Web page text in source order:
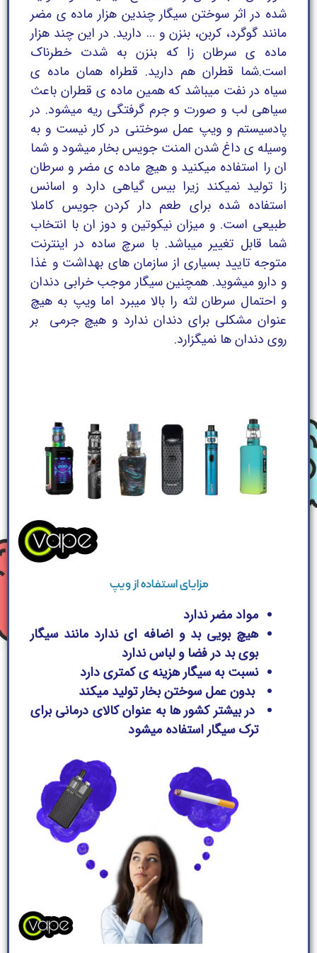
شده در اثر سوختن سیگار چندین هزار ماده ی مضر
مانند گوگرد، کربن، بنزن و … دارید. در این چند هزار
ماده ی سرطان زا که بنزن به شدت خطرناک
است.شما قطران هم دارید. قطراه همان ماده ی
سیاه در نفت میباشد که همین ماده ی قطران باعث
سیاهی لب و صورت و جرم گرفتگی ریه میشود. در
پادسیستم و ویپ عمل سوختنی در کار نیست و به
وسیله ی داغ شدن المنت جویس بخار میشود و شما
ان را استفاده میکنید و هیچ ماده ی مضر و سرطان
زا تولید نمیکند زیرا بیس گیاهی دارد و اسانس
استفاده شده برای طعم دار کردن جویس کاملا
طبیعی است. و میزان نیکوتین و دوز ان با انتخاب
شما قابل تغییر میباشد. با سرچ ساده در اینترنت
متوجه تایید بسیاری از سازمان های بهداشت و غذا
و دارو میشوید. همچنین سیگار موجب خرابی دندان
و احتمال سرطان لثه را بالا میبرد اما ویپ به هیچ
عنوان مشکلی برای دندان ندارد و هیچ جرمی بر
روی دندان ها نمیگزارد.
مزایای استفاده از ویپ
مواد مضر ندارد
هیچ بویی بد و اضافه ای ندارد مانند سیگار
بوی بد در فضا و لباس ندارد
نسبت به سیگار هزینه ی کمتری دارد
بدون عمل سوختن بخار تولید میکند
در بیشتر کشور ها به عنوان کالای درمانی برای
ترک سیگار استفاده میشود